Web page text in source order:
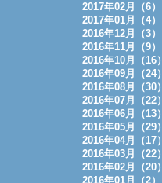
2017年02月（6）
2017年01月（4）
2016年12月（3）
2016年11月（9）
2016年10月（16）
2016年09月（24）
2016年08月（30）
2016年07月（22）
2016年06月（13）
2016年05月（29）
2016年04月（17）
2016年03月（22）
2016年02月（20）
2016年01月（2）